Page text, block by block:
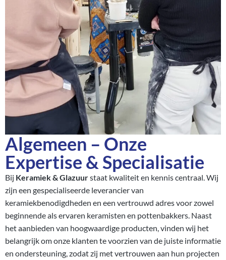
Algemeen – Onze
Expertise & Specialisatie
Bij Keramiek & Glazuurstaat kwaliteit en kennis centraal. Wij
zijn een gespecialiseerde leverancier van
keramiekbenodigdheden en een vertrouwd adres voor zowel
beginnende als ervaren keramisten en pottenbakkers. Naast
het aanbieden van hoogwaardige producten, vinden wij het
belangrijk om onze klanten te voorzien van de juiste informatie
en ondersteuning, zodat zij met vertrouwen aan hun projecten